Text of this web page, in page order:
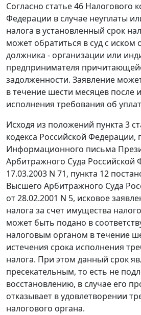
Согласно статье 46 Налогового
Федерации в случае неуплаты
налога в установленный срок
может обратиться в суд с иском
должника - организации или
предпринимателя
задолженности. Заявление
в течение шести месяцев после
исполнения требования об
Исходя из положений пункта 3
кодекса Российской Федерации,
Информационного письма
Арбитражного Суда Российской
17.03.2003 N 71, пункта 12
Высшего Арбитражного Суда
от 28.02.2001 N 5, исковое
налога за счет имущества
может быть подано в
налоговым органом в течение
истечения срока исполнения
налога. При этом данный срок
пресекательным, то есть не
восстановлению, в случае его
отказывает в удовлетворении
налогового органа.